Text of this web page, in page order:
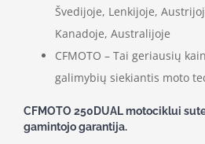
Švedijoje, Lenkijoje,
Kanadoje, Australijoje
CFMOTO – Tai geriausių
galimybių siekiantis moto
CFMOTO 250DUAL motociklui
gamintojo garantija.